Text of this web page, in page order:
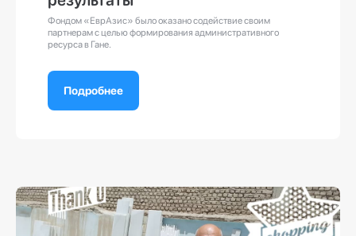
Фондом «ЕврАзис» было оказано содействие своим
партнерам с целью формирования административного
ресурса в Гане.
Подробнее